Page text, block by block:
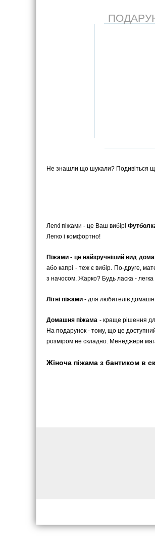
Не знашли що шукали? Подивіться
Легкі піжами - це Ваш вибір!
Легко і комфортно!
Піжами - це найзручніший вид
або капрі - теж є вибір. По-друге,
з начосом. Жарко? Будь ласка -
Літні піжами - для любителів
Домашня піжама - краще рішення
На подарунок - тому, що це
розміром не складно. Менеджери
Жіноча піжама з бантиком в